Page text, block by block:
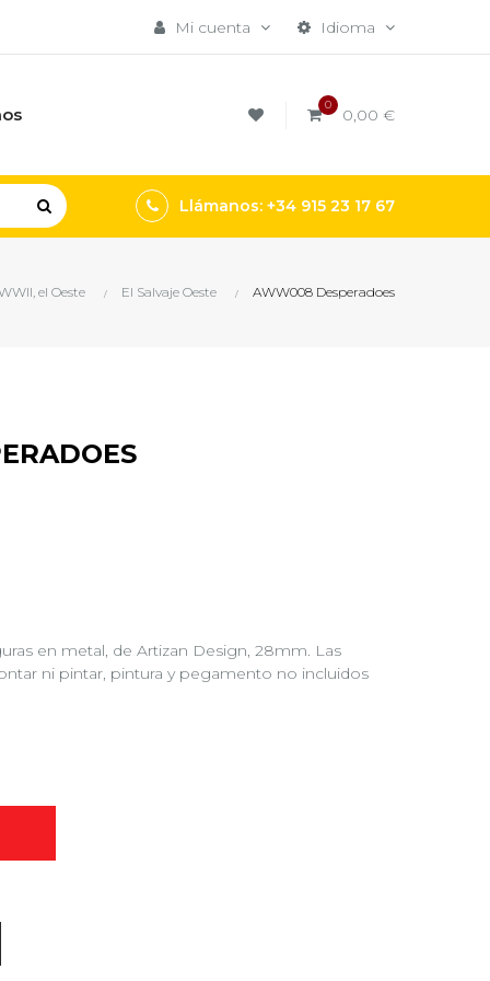
Idioma
Mi cuenta
0 0,00 €
Llámanos: +34 915 23 17 67
el Oeste El Salvaje Oeste AWW008 Desperadoes
en metal, de Artizan Design, 28mm. Las
ni pintar, pintura y pegamento no incluidos